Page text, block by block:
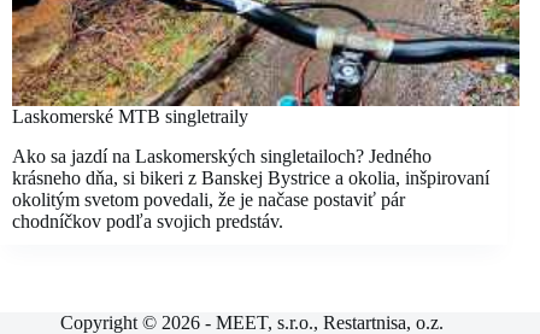
Laskomerské MTB singletraily
Ako sa jazdí na Laskomerských singletailoch? Jedného
krásneho dňa, si bikeri z Banskej Bystrice a okolia, inšpirovaní
okolitým svetom povedali, že je načase postaviť pár
chodníčkov podľa svojich predstáv.
Copyright © 2026 - MEET, s.r.o., Restartnisa, o.z.